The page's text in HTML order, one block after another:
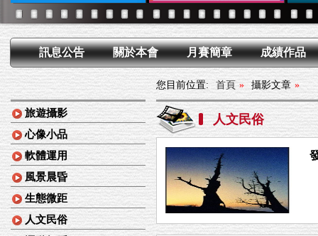
訊息公告 關於本會 月賽簡章 成績作品
旅遊攝影
心像小品
軟體運用
風景晨昏
生態微距
人文民俗
您目前位置: 首頁 » 攝影文章 »
人文民俗